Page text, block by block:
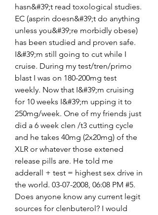
hasn&#39;t read toxological studies.
EC (asprin doesn&#39;t do anything
unless you&#39;re morbidly obese)
has been studied and proven safe.
I&#39;m still going to cut while I
cruise. During my test/tren/primo
blast I was on 180-200mg test
weekly. Now that I&#39;m cruising
for 10 weeks I&#39;m upping it to
250mg/week. One of my friends just
did a 6 week clen /t3 cutting cycle
and he takes 40mg (2x20mg) of the
XLR or whatever those extened
release pills are. He told me
adderall + test = highest sex drive in
the world. 03-07-2008, 06:08 PM #5.
Does anyone know any current legit
sources for clenbuterol? I would